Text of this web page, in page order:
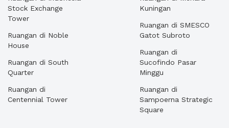
Stock Exchange
Tower
Ruangan di Noble
House
Ruangan di South
Quarter
Ruangan di
Centennial Tower
Kuningan
Ruangan di SMESCO
Gatot Subroto
Ruangan di
Sucofindo Pasar
Minggu
Ruangan di
Sampoerna Strategic
Square